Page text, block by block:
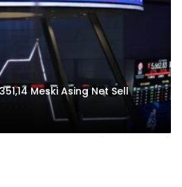
Meski Asing Net Sell